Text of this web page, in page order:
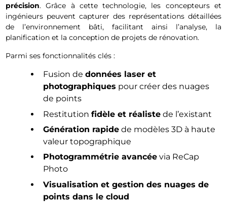
précision. Grâce à cette technologie, les concepteurs et
ingénieurs peuvent capturer des représentations détaillées
de l’environnement bâti, facilitant ainsi l’analyse, la
planification et la conception de projets de rénovation.
Parmi ses fonctionnalités clés :
Fusion de données laser et
photographiques pour créer des nuages
de points
Restitution fidèle et réalistede l’existant
Génération rapidede modèles 3D à haute
valeur topographique
Photogrammétrie avancéevia ReCap
Photo
Visualisation et gestion des nuages de
points dans le cloud